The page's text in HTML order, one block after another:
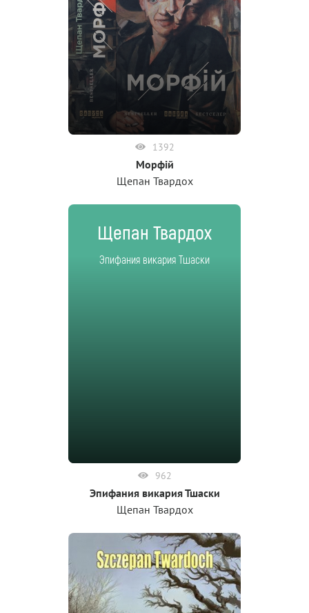
1392
Морфій
Щепан Твардох
Щепан Твардох
Эпифания викария Тшаски
962
Эпифания викария Тшаски
Щепан Твардох